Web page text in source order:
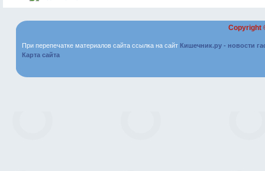
Copyright
При перепечатке материалов сайта ссылка на сайт Кишечник.ру - новости
Карта сайта